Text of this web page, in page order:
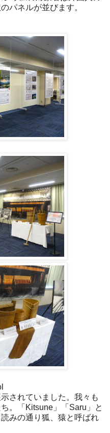
パネルが並びます。
されていました。我々も
。「Kitsune」「Saru」と
みの通り狐、猿と呼ばれ